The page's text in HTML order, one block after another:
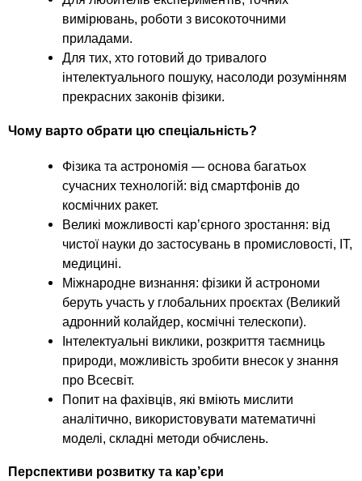
вимірювань, роботи з високоточними
приладами.
Для тих, хто готовий до тривалого
інтелектуального пошуку, насолоди розумінням
прекрасних законів фізики.
Чому варто обрати цю спеціальність?
Фізика та астрономія — основа багатьох
сучасних технологій: від смартфонів до
космічних ракет.
Великі можливості кар’єрного зростання: від
чистої науки до застосувань в промисловості, ІТ,
медицині.
Міжнародне визнання: фізики й астрономи
беруть участь у глобальних проєктах (Великий
адронний колайдер, космічні телескопи).
Інтелектуальні виклики, розкриття таємниць
природи, можливість зробити внесок у знання
про Всесвіт.
Попит на фахівців, які вміють мислити
аналітично, використовувати математичні
моделі, складні методи обчислень.
Перспективи розвитку та кар’єри